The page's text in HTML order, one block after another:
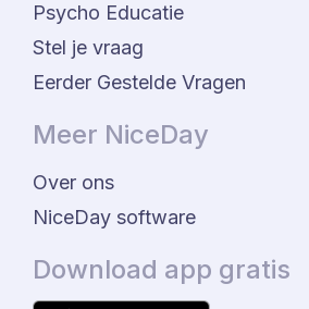
Psycho Educatie
Stel je vraag
Eerder Gestelde Vragen
Meer NiceDay
Over ons
NiceDay software
Download app gratis